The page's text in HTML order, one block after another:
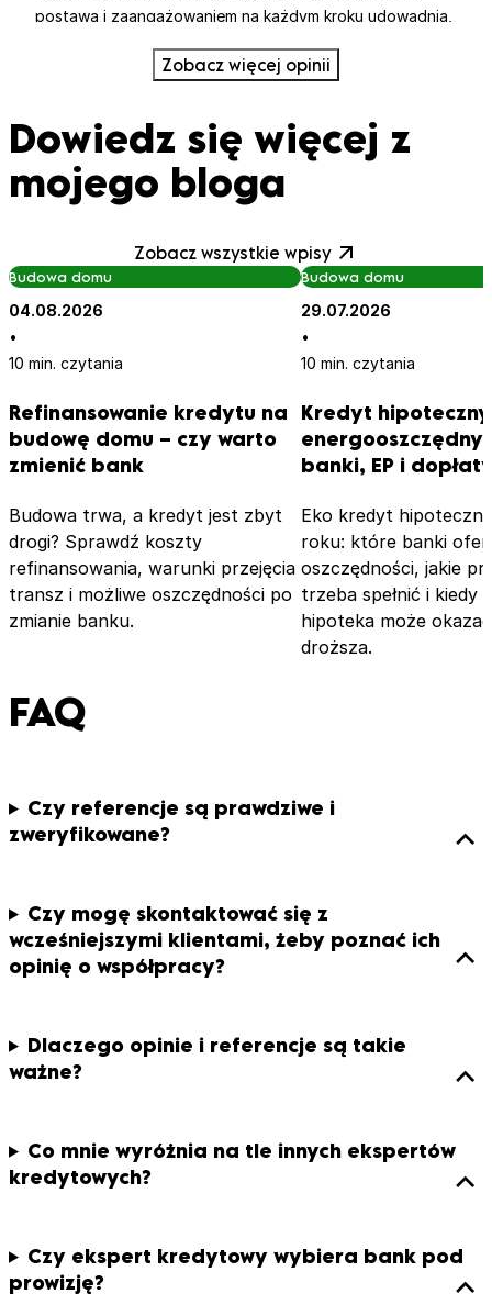
postawą i zaangażowaniem na każdym kroku udowadnia,
Opinia z Google
Julita Turaj
zespołu pana Michała Dawidowicza. Obaj Panowie
wykazali się ogromnym profesjonalizmem i indywidualnym
podejściem do klienta. Wiedza obu panów na temat
kredytów hipotecznych oraz znajomość najlepszych
ofert jest nieoceniona, a żadne z moich pytań nie
elastyczność pana Maćka były dla mnie kluczowe —
wielokrotnie dostosowywał terminy i miejsca spotkań do
mojego napiętego grafiku, co znacznie ułatwiło cały
Dodatkowo, gdy pojawiły się nieoczekiwane problemy
formalne, Pan Maciej szybko interweniował, kontaktując
się z notariuszem i doradcą w banku, co przyspieszyło
wypłatę kredytu oraz otrzymanie kluczy.
Opinia z Google
moja sprawa kredytowa była dość skomplikowana,
otrzymałem od nich jasne wyjaśnienia i wsparcie na
zaufać – co ma duże znaczenie przy jednej z
największych decyzji finansowych w życiu. Z czystym
sercem będę polecał pana Michała i jego zespół!
Decyzja o wzięciu kredytu hipotecznego to jeden z
największych finansowych kroków w życiu. Często
współkredytobiorcę. To może być partner, rodzic, a
czasem nawet znajomy. Brzmi dobrze, prawda?
Zobacz więcej opinii
Dowiedz się więcej z
mojego bloga
Zobacz wszystkie wpisy
Budowa domu
04.08.2026
•
10 min. czytania
Refinansowanie kredytu na
budowę domu – czy warto
zmienić bank
Budowa trwa, a kredyt jest zbyt
drogi? Sprawdź koszty
refinansowania, warunki przejęcia
transz i możliwe oszczędności po
zmianie banku.
Budowa domu
29.07.2026
•
10 min. czytania
Kredyt
energooszczędny
banki, EP i
Eko kredyt
roku: które banki
oszczędności, jakie
trzeba spełnić i kiedy
hipoteka może
droższa.
FAQ
Czy referencje są prawdziwe i
zweryfikowane?
Czy mogę skontaktować się z
wcześniejszymi klientami, żeby poznać ich
opinię o współpracy?
Dlaczego opinie i referencje są takie
ważne?
Co mnie wyróżnia na tle innych ekspertów
kredytowych?
Czy ekspert kredytowy wybiera bank pod
prowizję?